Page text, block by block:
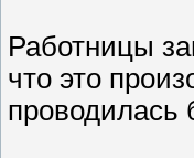
Работницы
что это
проводилась